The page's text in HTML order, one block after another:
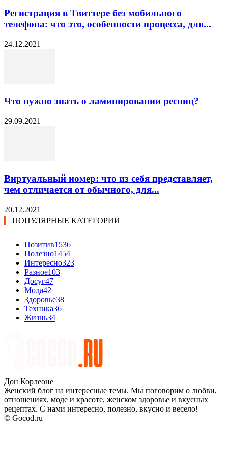
Регистрация в Твиттере без мобильного
телефона: что это, особенности процесса, для...
24.12.2021
Что нужно знать о ламинировании ресниц?
29.09.2021
Виртуальный номер: что из себя представляет,
чем отличается от обычного, для...
20.12.2021
ПОПУЛЯРНЫЕ КАТЕГОРИИ
Позитив1536
Полезно1454
Интересно323
Разное103
Досуг47
Мода42
Здоровье38
Техника36
Жизнь34
Дон Корлеоне
Женский блог на интересные темы. Мы поговорим о любви,
отношениях, моде и красоте, женском здоровье и вкусных
рецептах. С нами интересно, полезно, вкусно и весело!
© Gocod.ru